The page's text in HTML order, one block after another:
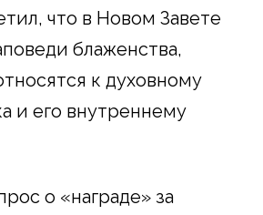
что в Новом Завете
блаженства,
к духовному
и его внутреннему
о «награде» за